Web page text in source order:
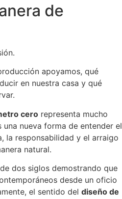
de
apoyamos, qué
en nuestra casa y qué
cero representa mucho
una nueva forma de entender el
la responsabilidad y el arraigo
natural.
dos siglos demostrando que
desde un oficio
el sentido del diseño de